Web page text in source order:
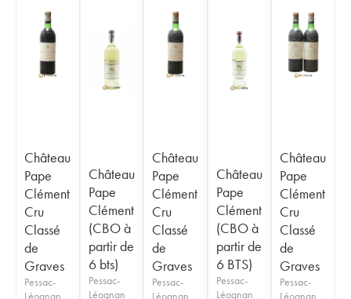
Château
Pape
Clément
Cru
Classé
de
Graves
Pessac-
Léognan
Château
Pape
Clément
(CBO à
partir de
6 bts)
Pessac-
Léognan
Château
Pape
Clément
Cru
Classé
de
Graves
Pessac-
Léognan
Château
Pape
Clément
(CBO à
partir de
6 BTS)
Pessac-
Léognan
Château
Pape
Clément
Cru
Classé
de
Graves
Pessac-
Léognan